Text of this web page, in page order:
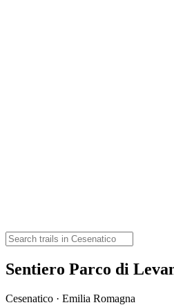
Sentiero Parco di
Cesenatico · Emilia Romagna